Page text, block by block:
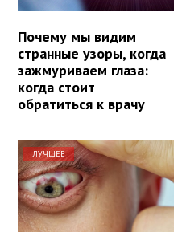
Почему мы видим
странные узоры, когда
зажмуриваем глаза:
когда стоит
обратиться к врачу
ЛУЧШЕЕ